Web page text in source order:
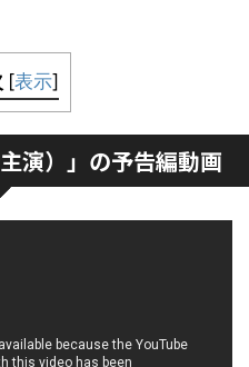
[表示]
演）」の予告編動画